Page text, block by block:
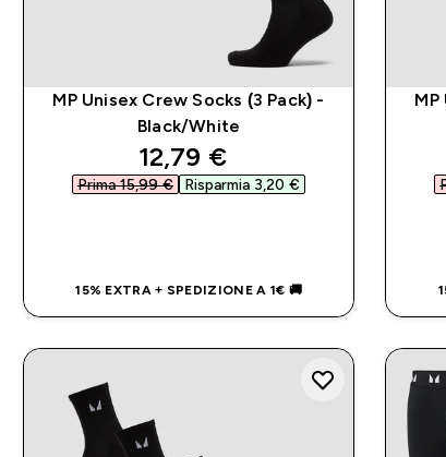
MP Unisex Crew Socks (3 Pack) -
Black/White
discounted price
12,79 €‎
Prima 15,99 €‎ Risparmia 3,20 €‎
15% EXTRA + SPEDIZIONE A 1€ 🚚
MP